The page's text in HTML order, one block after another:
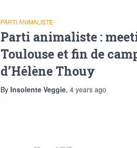
PARTI ANIMALISTE
Parti animaliste :
Toulouse et fin de
d’Hélène Thouy
By Insolente Veggie, 4 years ago